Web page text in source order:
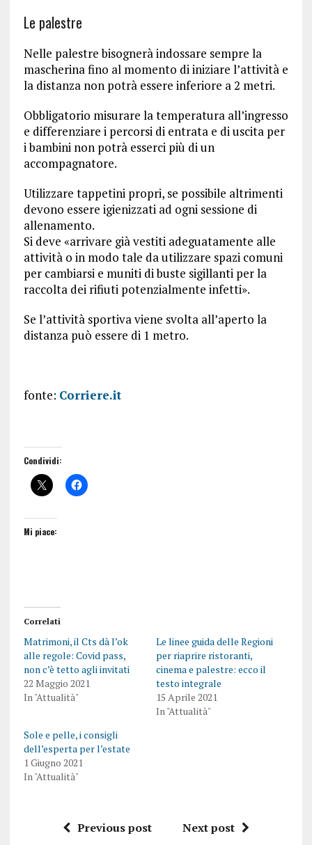
Le palestre
Nelle palestre bisognerà indossare sempre la
mascherina fino al momento di iniziare l’attività e
la distanza non potrà essere inferiore a 2 metri.
Obbligatorio misurare la temperatura all’ingresso
e differenziare i percorsi di entrata e di uscita per
i bambini non potrà esserci più di un
accompagnatore.
Utilizzare tappetini propri, se possibile altrimenti
devono essere igienizzati ad ogni sessione di
allenamento.
Si deve «arrivare già vestiti adeguatamente alle
attività o in modo tale da utilizzare spazi comuni
per cambiarsi e muniti di buste sigillanti per la
raccolta dei rifiuti potenzialmente infetti».
Se l’attività sportiva viene svolta all’aperto la
distanza può essere di 1 metro.
fonte: Corriere.it
Condividi:
Mi piace:
Correlati
Matrimoni, il Cts dà l’ok
alle regole: Covid pass,
non c’è tetto agli invitati
22 Maggio 2021
In "Attualità"
Le linee guida delle Regioni
per riaprire ristoranti,
cinema e palestre: ecco il
testo integrale
15 Aprile 2021
In "Attualità"
Sole e pelle, i consigli
dell’esperta per l’estate
1 Giugno 2021
In "Attualità"
Previous post Next post